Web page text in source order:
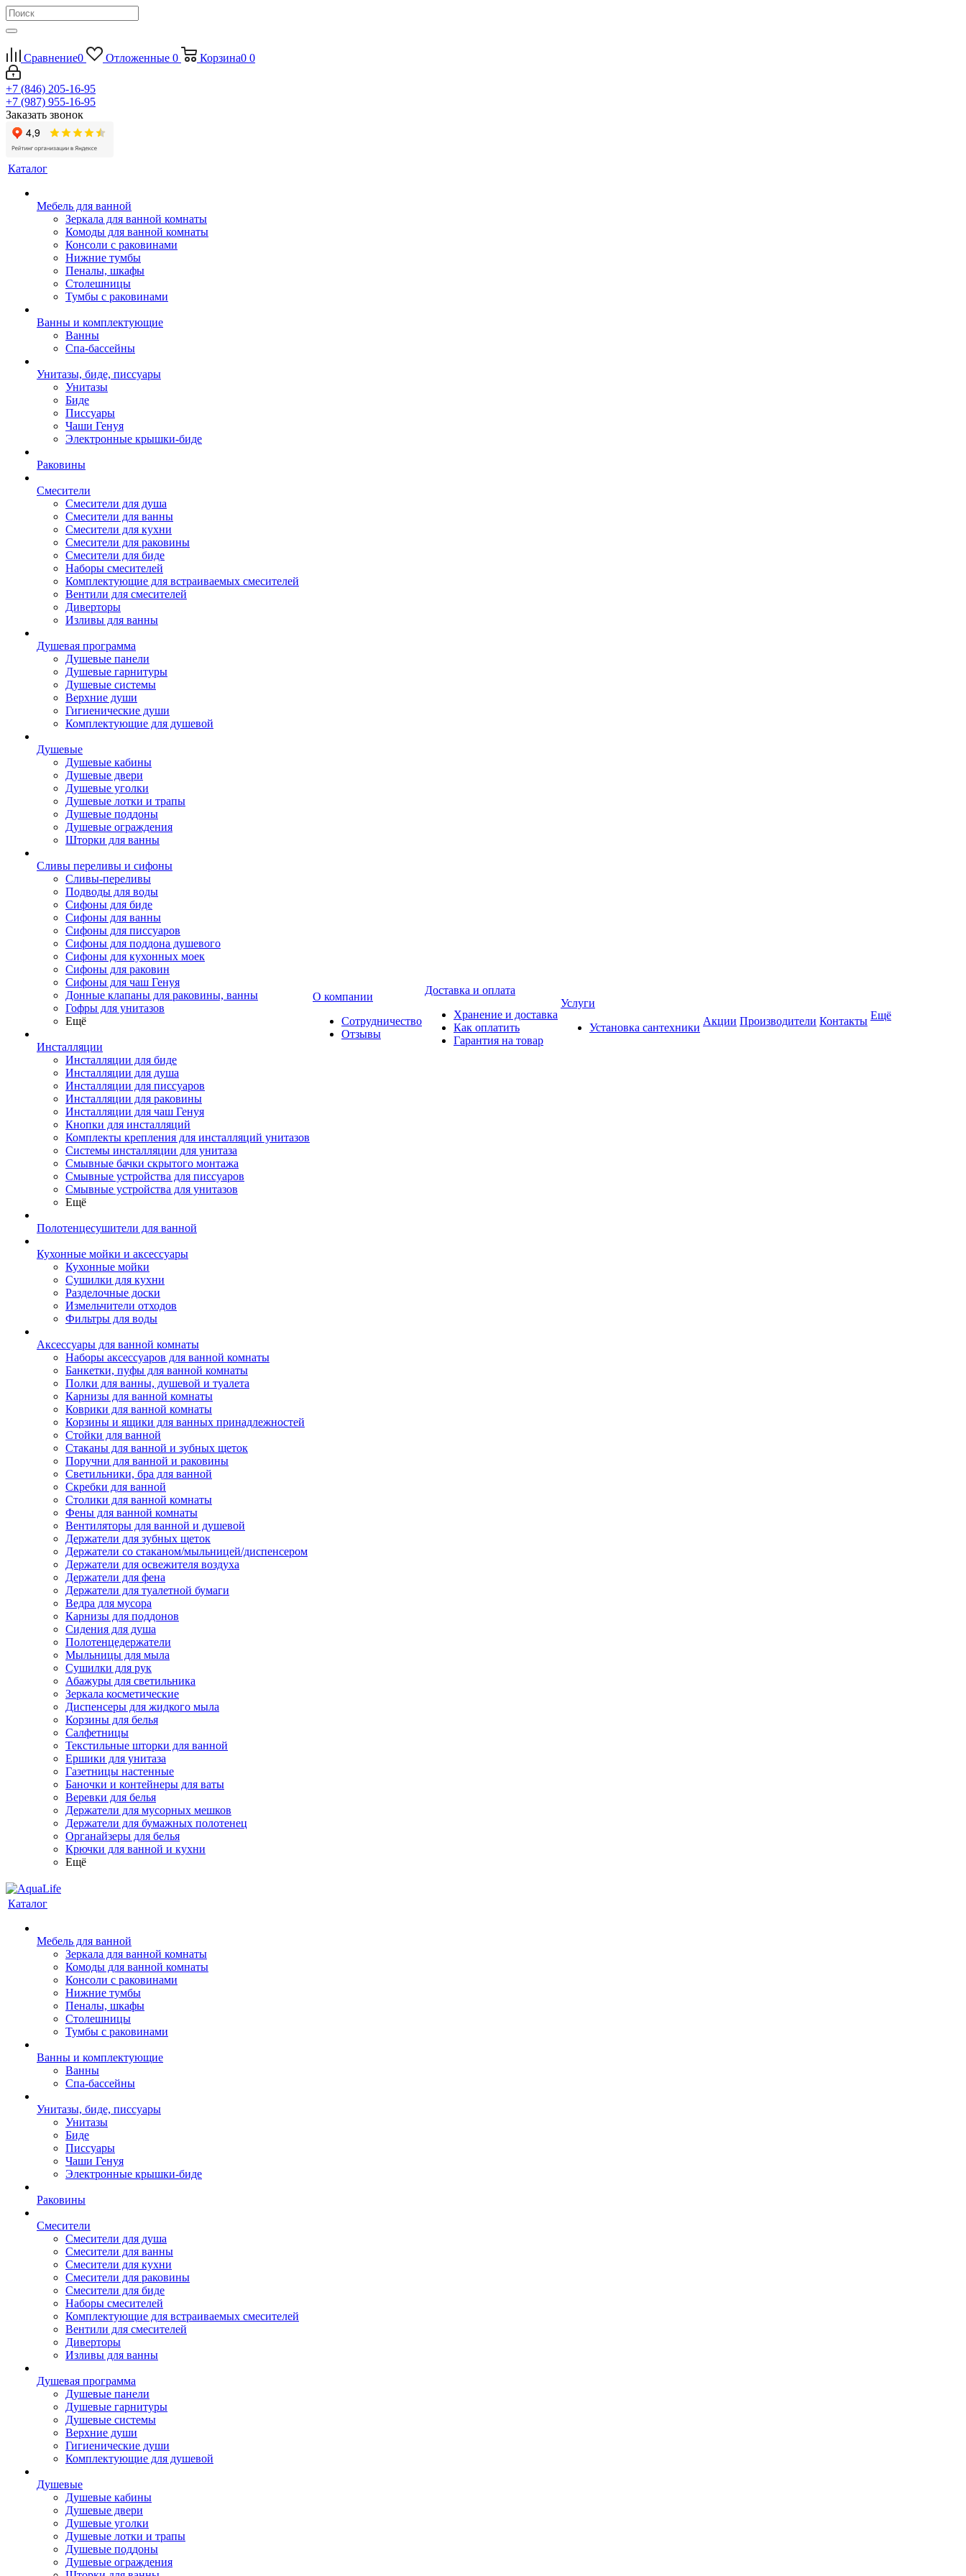
Сравнение0 Отложенные 0 Корзина0 0
+7 (846) 205-16-95
+7 (987) 955-16-95
Заказать звонок
Каталог
Мебель для ванной
Зеркала для ванной комнаты
Комоды для ванной комнаты
Консоли с раковинами
Нижние тумбы
Пеналы, шкафы
Столешницы
Тумбы с раковинами
Ванны и комплектующие
Ванны
Спа-бассейны
Унитазы, биде, писсуары
Унитазы
Биде
Писсуары
Чаши Генуя
Электронные крышки-биде
Раковины
Смесители
Смесители для душа
Смесители для ванны
Смесители для кухни
Смесители для раковины
Смесители для биде
Наборы смесителей
Комплектующие для встраиваемых смесителей
Вентили для смесителей
Диверторы
Изливы для ванны
Душевая программа
Душевые панели
Душевые гарнитуры
Душевые системы
Верхние души
Гигиенические души
Комплектующие для душевой
Душевые
Душевые кабины
Душевые двери
Душевые уголки
Душевые лотки и трапы
Душевые поддоны
Душевые ограждения
Шторки для ванны
Сливы переливы и сифоны
Сливы-переливы
Подводы для воды
Сифоны для биде
Сифоны для ванны
Сифоны для писсуаров
Сифоны для поддона душевого
Сифоны для кухонных моек
Сифоны для раковин
Сифоны для чаш Генуя
Донные клапаны для раковины, ванны
Гофры для унитазов
Ещё
Инсталляции
Инсталляции для биде
Инсталляции для душа
Инсталляции для писсуаров
Инсталляции для раковины
Инсталляции для чаш Генуя
Кнопки для инсталляций
Комплекты крепления для инсталляций унитазов
Системы инсталляции для унитаза
Смывные бачки скрытого монтажа
Смывные устройства для писсуаров
Смывные устройства для унитазов
Ещё
Полотенцесушители для ванной
Кухонные мойки и аксессуары
Кухонные мойки
Сушилки для кухни
Разделочные доски
Измельчители отходов
Фильтры для воды
Аксессуары для ванной комнаты
Наборы аксессуаров для ванной комнаты
Банкетки, пуфы для ванной комнаты
Полки для ванны, душевой и туалета
Карнизы для ванной комнаты
Коврики для ванной комнаты
Корзины и ящики для ванных принадлежностей
Стойки для ванной
Стаканы для ванной и зубных щеток
Поручни для ванной и раковины
Светильники, бра для ванной
Скребки для ванной
Столики для ванной комнаты
Фены для ванной комнаты
Вентиляторы для ванной и душевой
Держатели для зубных щеток
Держатели со стаканом/мыльницей/диспенсером
Держатели для освежителя воздуха
Держатели для фена
Держатели для туалетной бумаги
Ведра для мусора
Карнизы для поддонов
Сидения для душа
Полотенцедержатели
Мыльницы для мыла
Сушилки для рук
Абажуры для светильника
Зеркала косметические
Диспенсеры для жидкого мыла
Корзины для белья
Салфетницы
Текстильные шторки для ванной
Ершики для унитаза
Газетницы настенные
Баночки и контейнеры для ваты
Веревки для белья
Держатели для мусорных мешков
Держатели для бумажных полотенец
Органайзеры для белья
Крючки для ванной и кухни
Ещё
О компании
Сотрудничество
Отзывы
Доставка и оплата
Хранение и доставка
Как оплатить
Гарантия на товар
Услуги
Установка сантехники
Акции Производители Контакты Ещё
Каталог
Мебель для ванной
Зеркала для ванной комнаты
Комоды для ванной комнаты
Консоли с раковинами
Нижние тумбы
Пеналы, шкафы
Столешницы
Тумбы с раковинами
Ванны и комплектующие
Ванны
Спа-бассейны
Унитазы, биде, писсуары
Унитазы
Биде
Писсуары
Чаши Генуя
Электронные крышки-биде
Раковины
Смесители
Смесители для душа
Смесители для ванны
Смесители для кухни
Смесители для раковины
Смесители для биде
Наборы смесителей
Комплектующие для встраиваемых смесителей
Вентили для смесителей
Диверторы
Изливы для ванны
Душевая программа
Душевые панели
Душевые гарнитуры
Душевые системы
Верхние души
Гигиенические души
Комплектующие для душевой
Душевые
Душевые кабины
Душевые двери
Душевые уголки
Душевые лотки и трапы
Душевые поддоны
Душевые ограждения